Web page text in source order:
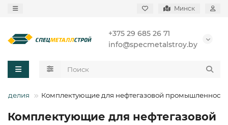
Минск
+375 29 685 26 71
info@specmetalstroy.by
Комплектующие для нефтегазовой промышленности
Комплектующие для нефтегазовой